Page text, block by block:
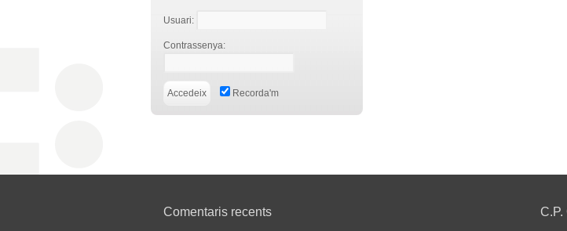
Usuari:
Contrassenya:
Recorda'm
Comentaris recents C.P.